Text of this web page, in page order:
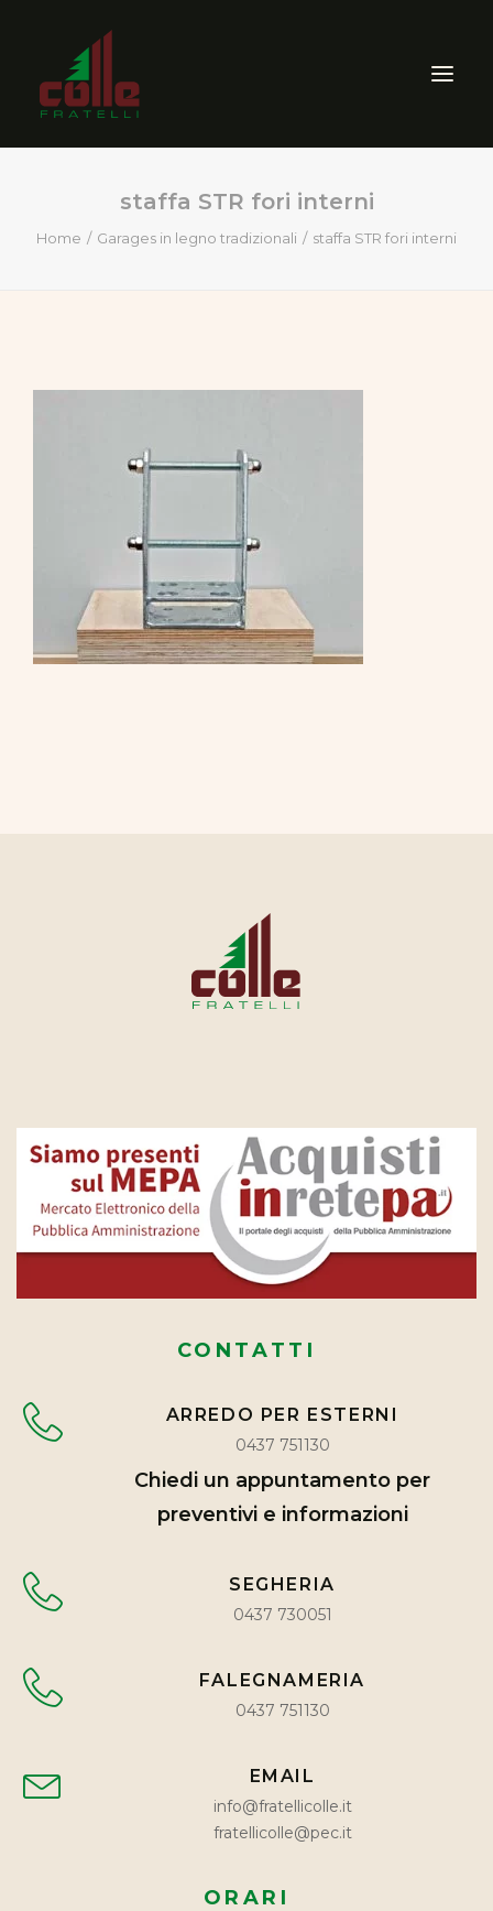
AZIENDA
CERTIFICAZIONI
CONTATTI
staffa STR fori interni
Home Garages in legno tradizionali staffa STR fori interni
CONTATTI
ARREDO PER ESTERNI
0437 751130
Chiedi un appuntamento per
preventivi e informazioni
SEGHERIA
0437 730051
FALEGNAMERIA
0437 751130
EMAIL
info@fratellicolle.it
fratellicolle@pec.it
ORARI